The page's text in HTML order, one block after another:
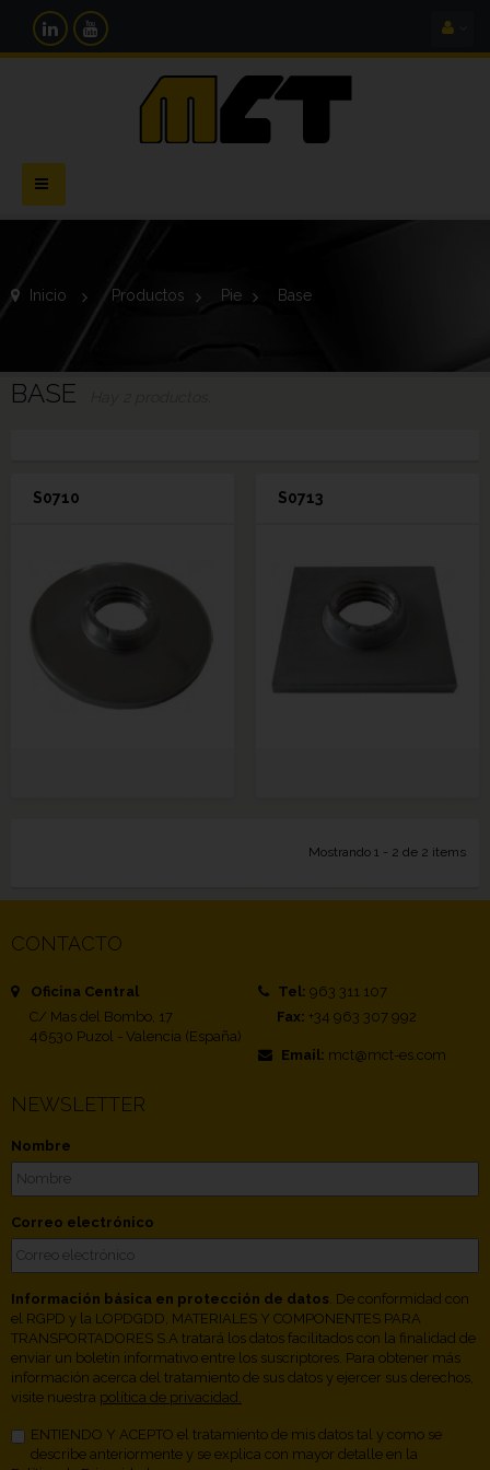
Navegación
Toggle
Inicio > Productos > Pie > Base
BASE
S0710 S0713
Mostrando 1 - 2 de 2 items
CONTACTO
Oficina Central
C/ Mas del Bombo, 17
46530 Puzol - Valencia (España)
Tel: 963 311 107
Fax: +34 963 307 992
Email: mct@mct-es.com
NEWSLETTER
Nombre
Correo electrónico
Información básica en protección de datos. De conformidad con
el RGPD y la LOPDGDD, MATERIALES Y COMPONENTES PARA
TRANSPORTADORES S.A tratará los datos facilitados con la finalidad de
enviar un boletín informativo entre los suscriptores. Para obtener más
información acerca del tratamiento de sus datos y ejercer sus derechos,
visite nuestra política de privacidad.
ENTIENDO Y ACEPTO el tratamiento de mis datos tal y como se
describe anteriormente y se explica con mayor detalle en la